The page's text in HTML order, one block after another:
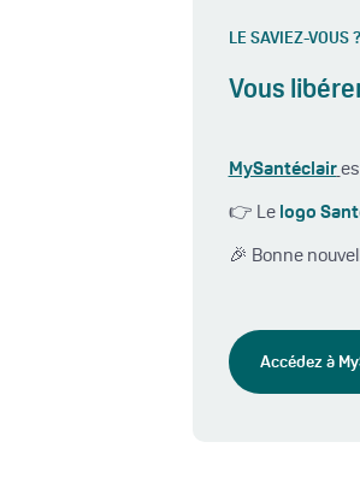
LE SAVIEZ-VOUS ?
Vous
MySantéclair
👉 Lelogo
🎉 Bonne
Accédez à